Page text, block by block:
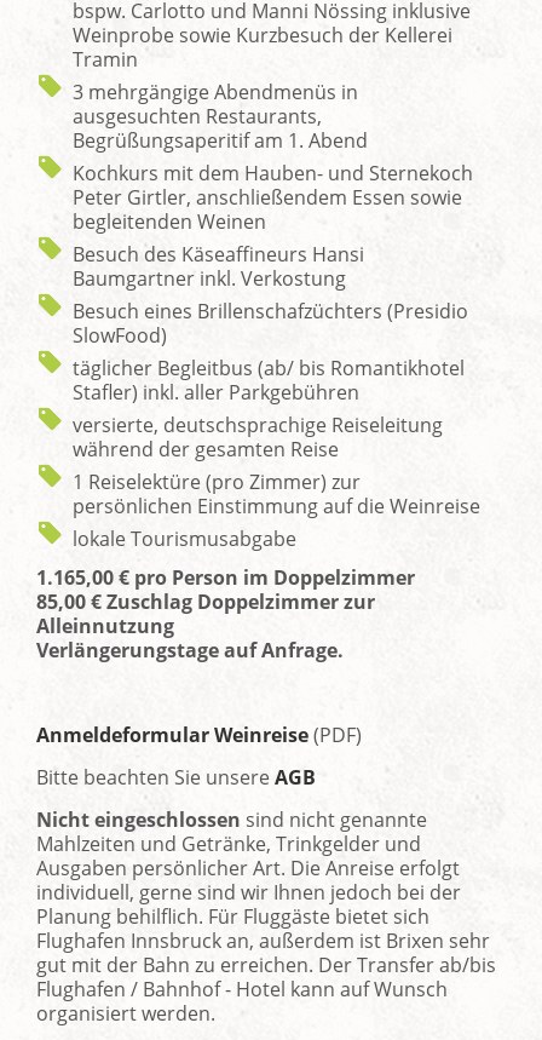
bspw. Carlotto und Manni Nössing inklusive
Weinprobe sowie Kurzbesuch der Kellerei
Tramin
3 mehrgängige Abendmenüs in
ausgesuchten Restaurants,
Begrüßungsaperitif am 1. Abend
Kochkurs mit dem Hauben- und Sternekoch
Peter Girtler, anschließendem Essen sowie
begleitenden Weinen
Besuch des Käseaffineurs Hansi
Baumgartner inkl. Verkostung
Besuch eines Brillenschafzüchters (Presidio
SlowFood)
täglicher Begleitbus (ab/ bis Romantikhotel
Stafler) inkl. aller Parkgebühren
versierte, deutschsprachige Reiseleitung
während der gesamten Reise
1 Reiselektüre (pro Zimmer) zur
persönlichen Einstimmung auf die Weinreise
lokale Tourismusabgabe
1.165,00 € pro Person im Doppelzimmer
85,00 € Zuschlag Doppelzimmer zur
Alleinnutzung
Verlängerungstage auf Anfrage.
Anmeldeformular Weinreise(PDF)
Bitte beachten Sie unsereAGB
Nicht eingeschlossen sind nicht genannte
Mahlzeiten und Getränke, Trinkgelder und
Ausgaben persönlicher Art. Die Anreise erfolgt
individuell, gerne sind wir Ihnen jedoch bei der
Planung behilflich. Für Fluggäste bietet sich
Flughafen Innsbruck an, außerdem ist Brixen sehr
gut mit der Bahn zu erreichen. Der Transfer ab/bis
Flughafen / Bahnhof - Hotel kann auf Wunsch
organisiert werden.